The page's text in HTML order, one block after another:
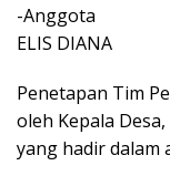
-Anggota
ELIS DIANA
Penetapan Tim
oleh Kepala
yang hadir dalam